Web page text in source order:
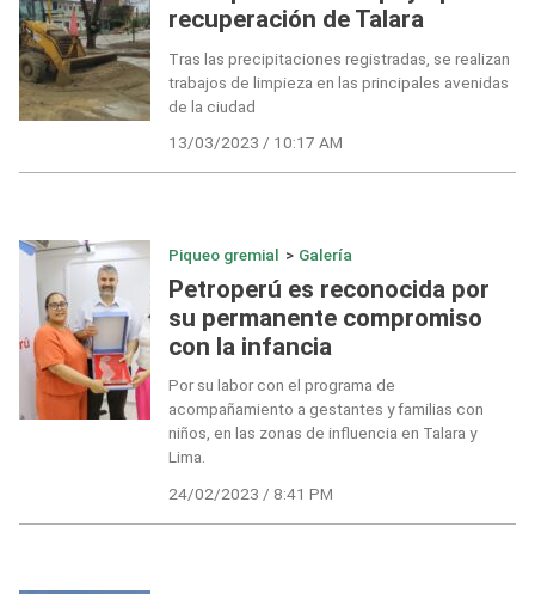
recuperación de Talara
Tras las precipitaciones registradas, se realizan
trabajos de limpieza en las principales avenidas
de la ciudad
13/03/2023 / 10:17 AM
Piqueo gremial > Galería
Petroperú es reconocida por
su permanente compromiso
con la infancia
Por su labor con el programa de
acompañamiento a gestantes y familias con
niños, en las zonas de influencia en Talara y
Lima.
24/02/2023 / 8:41 PM